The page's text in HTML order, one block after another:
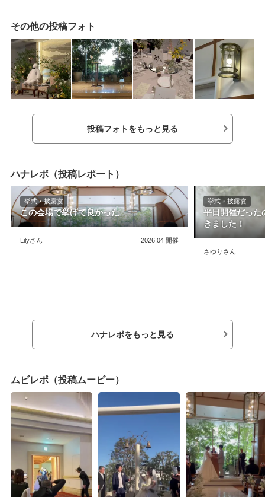
クエアの中を通るため、ゲストには案内図を配
布すると安心かと思います。しかし、みなとみ
らいの一等地に君臨するので景色は抜群です。
「自分の理想が実現できる」そんな会場です。
私たちはライブのようにゲストにも楽しんでも
らえる披露宴を考えていたのですが、プランナ
ーさんや司会者さんから色々な提案をしてくだ
楽についても楽曲数はかなり多く、著作権関係
は代理申請をしてくださったのでとても助かり
ました。夫婦でどういう式にしたいかをあらか
前からやることで、直前に忙しくなることはほ
ぼありません。スケジュール管理と役割分担を
しっかりすることが、喧嘩をせず最高の結婚式
ができる秘訣だと思います。自分たちが叶えた
い式のイメージを体現化できるか。横浜らしい
制限があるか。「ゲストと一体化したライブの
の記念品も持ち込
ペーパーアイテ
作っても値下が
持ち込み料も無
イテムが人数には
した。メニュー
ので直接自宅に
だけそれぞれ送
た。プラン内のコ
し、そのままでお
満足して喜んでお
たと思っておりま
ドリンクのことも
した。ノンアル
とみらい駅から5
でした。また、立
もスタッフがす
ンナーさんと、
れぞれプロとし
携がきちんとされ
大変良い一日とな
タリティは何にも
ぞれのポジション
いるので、クオ
す。カメラマン
さんなど当日初
その他の投稿フォト
投稿フォトをもっと見る
ハナレポ（投稿レポート）
挙式・披露宴
この会場で挙げて良かった
Lilyさん 2026.04 開催
挙式・披露宴
平日開催だった
きました！
さゆりさん
ハナレポをもっと見る
ムビレポ（投稿ムービー）